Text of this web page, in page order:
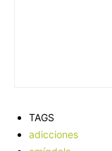
TAGS
adicciones